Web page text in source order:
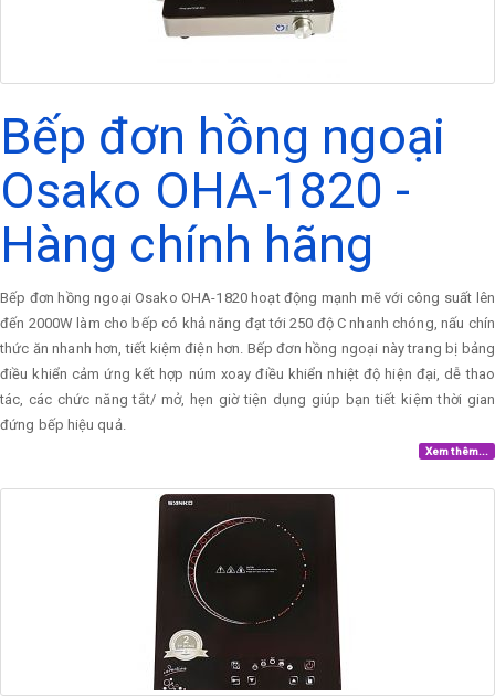
Bếp đơn hồng ngoại
Osako OHA-1820 -
Hàng chính hãng
Bếp đơn hồng ngoại Osako OHA-1820 hoạt động mạnh mẽ với công suất lên
đến 2000W làm cho bếp có khả năng đạt tới 250 độ C nhanh chóng, nấu chín
thức ăn nhanh hơn, tiết kiệm điện hơn. Bếp đơn hồng ngoại này trang bị bảng
điều khiển cảm ứng kết hợp núm xoay điều khiển nhiệt độ hiện đại, dễ thao
tác, các chức năng tắt/ mở, hẹn giờ tiện dụng giúp bạn tiết kiệm thời gian
đứng bếp hiệu quả.
Xem thêm...